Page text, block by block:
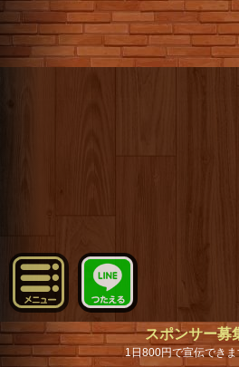
スポンサー募
1日800円で宣伝できま